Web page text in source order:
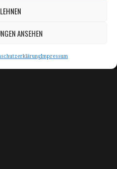
ANSEHEN
Impressum